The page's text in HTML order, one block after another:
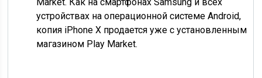
устройствах на операционной системе Android,
копия iPhone X продается уже с установленным
магазином Play Market.